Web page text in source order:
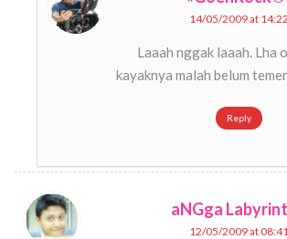
14/05/2009 at 14:22
Laaah nggak laaah. Lha
kayaknya malah belum
Reply
aNGga
12/05/2009 at 08:41